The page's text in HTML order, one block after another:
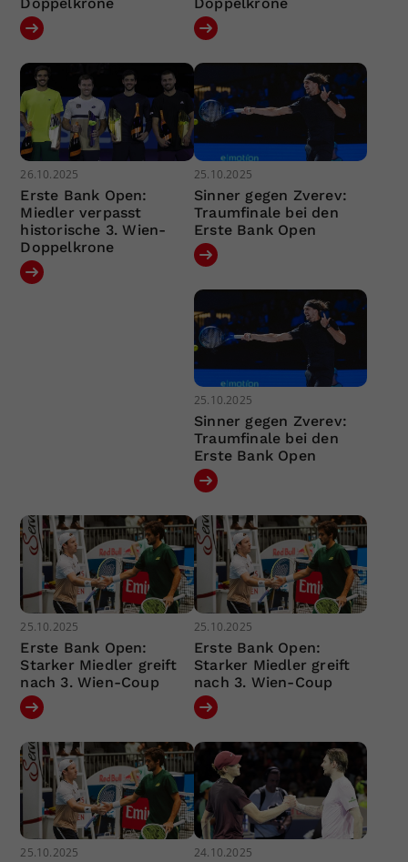
26.10.2025
Erste Bank Open:
Miedler verpasst
historische 3. Wien-
Doppelkrone
25.10.2025
Sinner gegen Zverev:
Traumfinale bei den
Erste Bank Open
25.10.2025
Sinner gegen Zverev:
Traumfinale bei den
Erste Bank Open
25.10.2025
Erste Bank Open:
Starker Miedler greift
nach 3. Wien-Coup
25.10.2025
Erste Bank Open:
Starker Miedler greift
nach 3. Wien-Coup
25.10.2025 24.10.2025